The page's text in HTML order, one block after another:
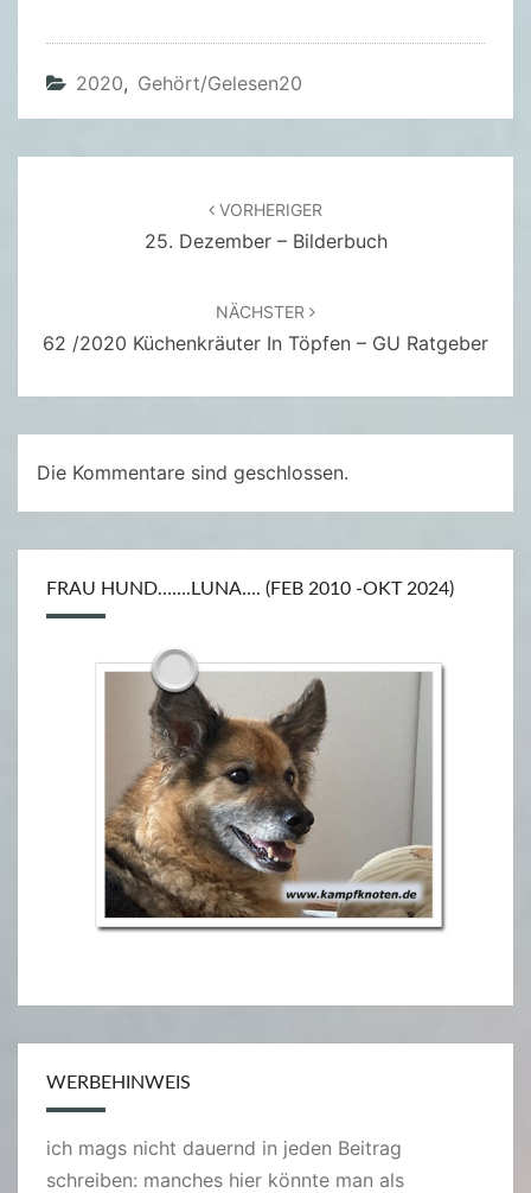
I
E
R
S
O
I
A
2020, Gehört/gelesen20
VORHERIGER
25. Dezember – Bilderbuch
NÄCHSTER
62 /2020 Küchenkräuter In Töpfen – GU Ratgeber
Die Kommentare sind geschlossen.
FRAU HUND…….LUNA…. (FEB 2010 -OKT 2024)
WERBEHINWEIS
ich mags nicht dauernd in jeden Beitrag
schreiben: manches hier könnte man als